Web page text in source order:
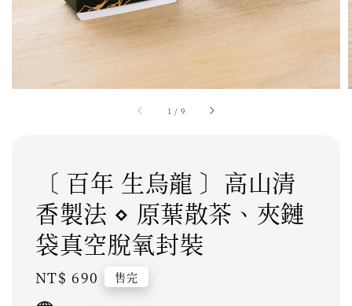
1 / 9
〔 百年 生烏龍 〕高山清
香製法 ⋄ 原葉散茶、夾鏈
袋真空脫氧封裝
Regular
price
NT$ 690 售完